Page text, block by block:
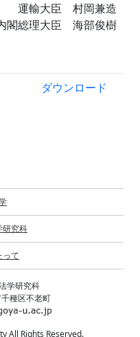
運輸大臣 村岡兼造
閣総理大臣 海部俊樹
ダウンロード
研究科
って
学研究科
種区不老町
All Rights Reserved.